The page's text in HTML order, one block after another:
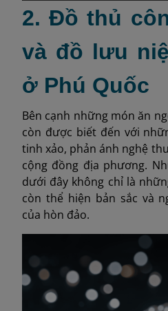
2. Đồ thủ
và đồ lưu
ở Phú Quốc
Bên cạnh những món ăn
còn được biết đến với
tinh xảo, phản ánh nghệ
cộng đồng địa phương.
dưới đây không chỉ là
còn thể hiện bản sắc và
của hòn đảo.